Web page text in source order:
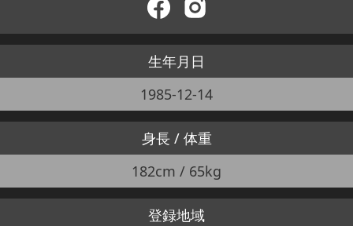
生年月日
1985-12-14
身長 / 体重
182cm / 65kg
登録地域